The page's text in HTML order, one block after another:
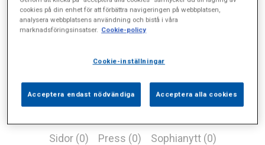
Sidor (0) Press (0) Sophianytt (0)
cookies på din enhet för att förbättra navigeringen på webbplatsen,
analysera webbplatsens användning och bistå i våra
marknadsföringsinsatser. Cookie-policy
Cookie-inställningar
Acceptera endast nödvändiga Acceptera alla cookies